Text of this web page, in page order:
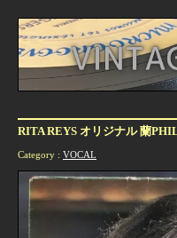
RITA REYS オリジナル 蘭
Category : VOCAL